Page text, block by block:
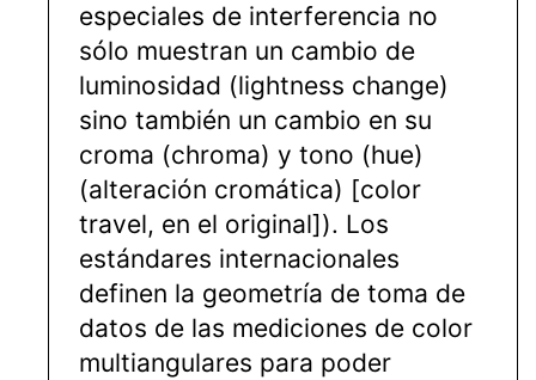
especiales de interferencia no
sólo muestran un cambio de
luminosidad (lightness change)
sino también un cambio en su
croma (chroma) y tono (hue)
(alteración cromática) [color
travel, en el original]). Los
estándares internacionales
definen la geometría de toma de
datos de las mediciones de color
multiangulares para poder